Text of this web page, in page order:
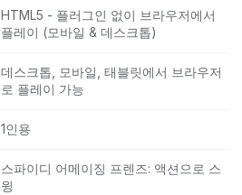
HTML5 - 플러그인 없이 브라우저에서
플레이 (모바일 & 데스크톱)
데스크톱, 모바일, 태블릿에서 브라우저
로 플레이 가능
1인용
스파이디 어메이징 프렌즈: 액션으로 스
윙